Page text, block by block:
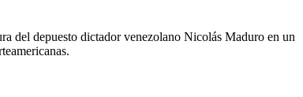
del depuesto dictador venezolano Nicolás Maduro en un